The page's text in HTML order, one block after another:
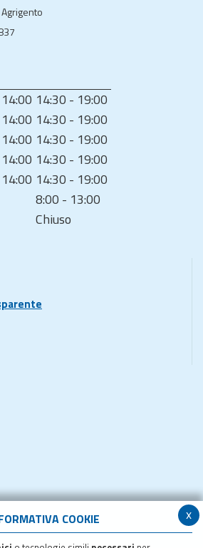
x
COOKIE
14:30 - 19:00
14:30 - 19:00
14:30 - 19:00
14:30 - 19:00
14:30 - 19:00
8:00 - 13:00
Chiuso